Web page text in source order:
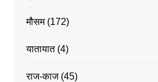
मौसम(172)
यातायात(4)
राज-काज(45)